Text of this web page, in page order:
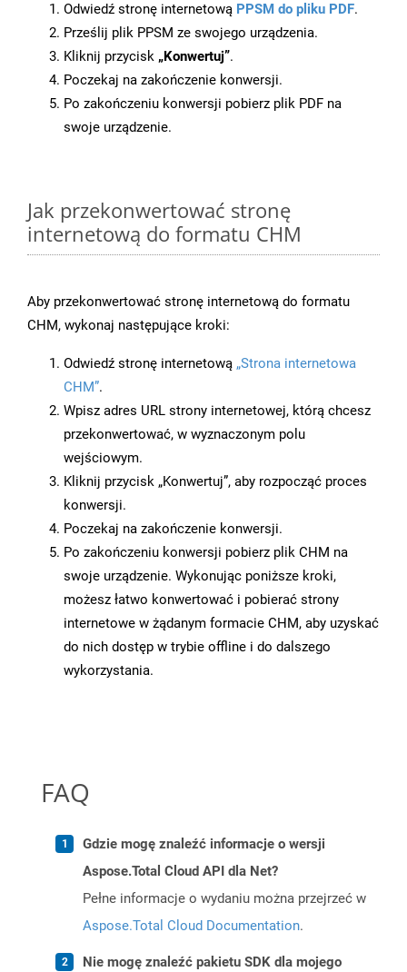
Odwiedź stronę internetową PPSM do pliku PDF.
Prześlij plik PPSM ze swojego urządzenia.
Kliknij przycisk „Konwertuj”.
Poczekaj na zakończenie konwersji.
Po zakończeniu konwersji pobierz plik PDF na
swoje urządzenie.
Jak przekonwertować stronę
internetową do formatu CHM
Aby przekonwertować stronę internetową do formatu
CHM, wykonaj następujące kroki:
Odwiedź stronę internetową „Strona internetowa
CHM”.
Wpisz adres URL strony internetowej, którą chcesz
przekonwertować, w wyznaczonym polu
wejściowym.
Kliknij przycisk „Konwertuj”, aby rozpocząć proces
konwersji.
Poczekaj na zakończenie konwersji.
Po zakończeniu konwersji pobierz plik CHM na
swoje urządzenie. Wykonując poniższe kroki,
możesz łatwo konwertować i pobierać strony
internetowe w żądanym formacie CHM, aby uzyskać
do nich dostęp w trybie offline i do dalszego
wykorzystania.
FAQ
Gdzie mogę znaleźć informacje o wersji
Aspose.Total Cloud API dla Net?
Pełne informacje o wydaniu można przejrzeć w
Aspose.Total Cloud Documentation.
Nie mogę znaleźć pakietu SDK dla mojego